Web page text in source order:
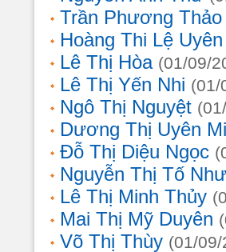
Trần Phương Thảo
Hoàng Thi Lệ Uyên
Lê Thị Hòa (01/09/
Lê Thị Yến Nhi (01/
Ngô Thị Nguyệt
Dương Thị Uyên Mi
Đỗ Thị Diệu Ngọc
Nguyễn Thị Tố Như
Lê Thị Minh Thủy
Mai Thị Mỹ Duyên
Võ Thị Thùy (01/